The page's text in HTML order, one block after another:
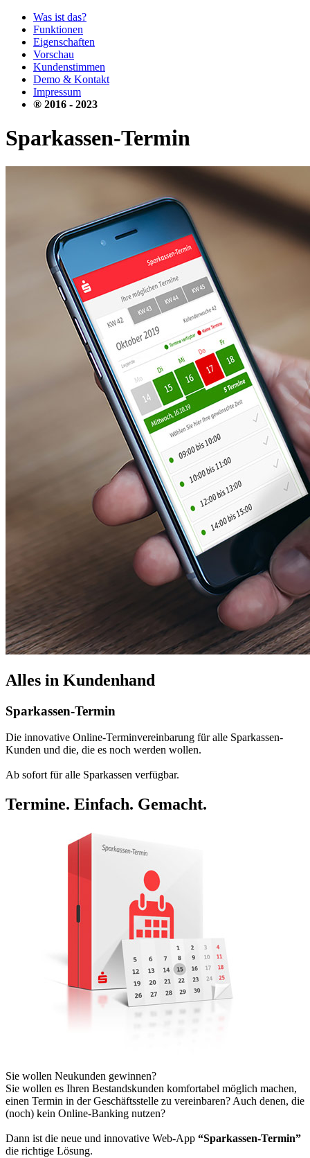
Was ist das?
Funktionen
Eigenschaften
Vorschau
Kundenstimmen
Demo & Kontakt
Impressum
® 2016 - 2023
Sparkassen-Termin
Alles in Kundenhand
Sparkassen-Termin
Die innovative Online-Terminvereinbarung für alle Sparkassen-
Kunden und die, die es noch werden wollen.
Ab sofort für alle Sparkassen verfügbar.
Termine. Einfach. Gemacht.
Sie wollen Neukunden gewinnen?
Sie wollen es Ihren Bestandskunden komfortabel möglich machen,
einen Termin in der Geschäftsstelle zu vereinbaren? Auch denen, die
(noch) kein Online-Banking nutzen?
Dann ist die neue und innovative Web-App “Sparkassen-Termin”
die richtige Lösung.